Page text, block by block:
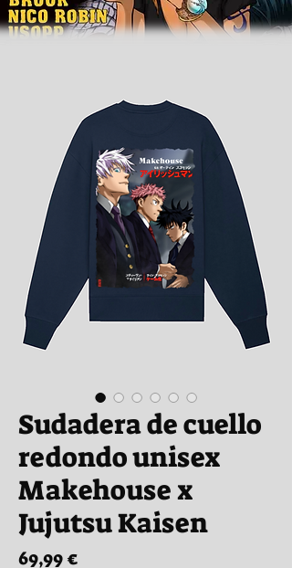
Sudadera de cuello
redondo unisex
Makehouse x
Jujutsu Kaisen
69,99 €